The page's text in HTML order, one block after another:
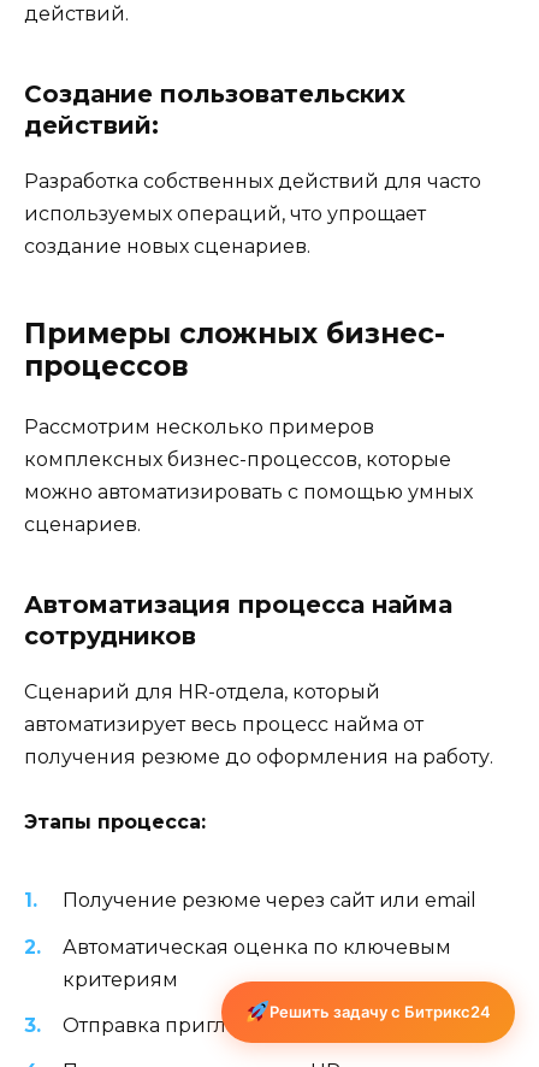
действий.
Создание пользовательских
действий:
Разработка собственных действий для часто
используемых операций, что упрощает
создание новых сценариев.
Примеры сложных бизнес-
процессов
Рассмотрим несколько примеров
комплексных бизнес-процессов, которые
можно автоматизировать с помощью умных
сценариев.
Автоматизация процесса найма
сотрудников
Сценарий для HR-отдела, который
автоматизирует весь процесс найма от
получения резюме до оформления на работу.
Этапы процесса:
Получение резюме через сайт или email
Автоматическая оценка по ключевым
критериям
Отправка приглашения на собеседование
Решить задачу с Битрикс24